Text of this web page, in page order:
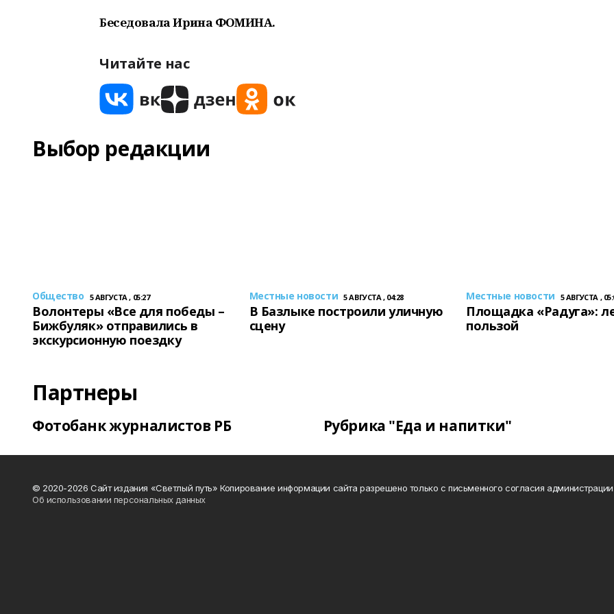
Беседовала Ирина ФОМИНА.
Читайте нас
Выбор редакции
Общество 5 АВГУСТА , 05:27
Волонтеры «Все для победы –
Бижбуляк» отправились в
экскурсионную поездку
Местные новости 5 АВГУСТА , 04:28
В Базлыке построили уличную
сцену
Местные новости 5 АВГУСТА ,
Площадка «Радуга»:
пользой
Партнеры
Фотобанк журналистов РБ Рубрика "Еда и напитки"
© 2020-2026 Сайт издания «Светлый путь» Копирование информации сайта разрешено только с письменного согласия
Об использовании персональных данных